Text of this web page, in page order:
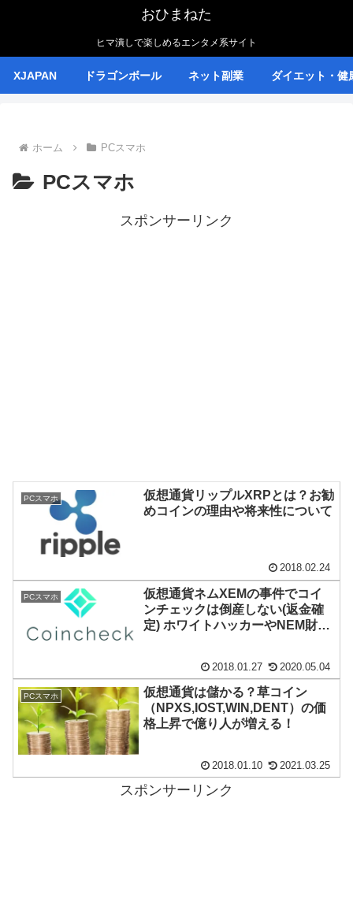
おひまねた
ヒマ潰しで楽しめるエンタメ系サイト
XJAPAN ドラゴンボール ネット副業 ダイエット・健
ホーム PCスマホ
PCスマホ
スポンサーリンク
PCスマホ
仮想通貨リップルXRPとは？お勧
めコインの理由や将来性について
2018.02.24
PCスマホ
仮想通貨ネムXEMの事件でコイ
ンチェックは倒産しない(返金確
定) ホワイトハッカーやNEM財団
2018.01.27 2020.05.04
PCスマホ
仮想通貨は儲かる？草コイン
（NPXS,IOST,WIN,DENT）の価
格上昇で億り人が増える！
2018.01.10 2021.03.25
スポンサーリンク